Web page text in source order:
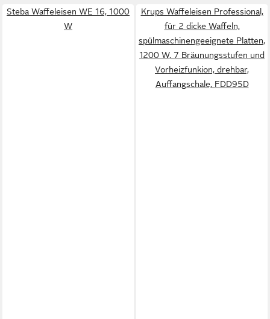
Steba Waffeleisen WE 16, 1000
W
Krups Waffeleisen Professional,
für 2 dicke Waffeln,
spülmaschinengeeignete Platten,
1200 W, 7 Bräunungsstufen und
Vorheizfunkion, drehbar,
Auffangschale, FDD95D